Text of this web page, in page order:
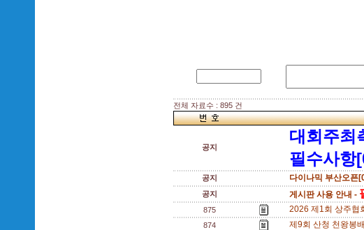
전체 자료수 : 895 건
공지
대회주최
필수사항
공지 다이나믹 부산오픈
공지
게시판 사용 안내 -
875
2026 제1회 상주협
874
제9회 산청 천왕봉